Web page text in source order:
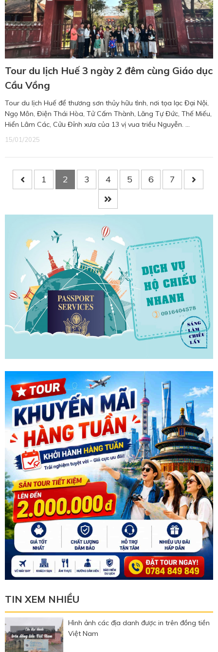
Tour du lịch Huế 3 ngày 2 đêm cùng Giáo dục
Cầu Vồng
Tour du lịch Huế để thương sơn thủy hữu tình, nơi tọa lạc Đại Nội,
Ngọ Môn, Điện Thái Hòa, Tử Cấm Thành, Lăng Tự Đức, Thế Miếu,
Hiển Lâm Các, Cửu Đỉnh xưa của 13 vị vua triều Nguyễn. ...
15/01/2025
1 2 3 4 5 6 7
TIN XEM NHIỀU
Hình ảnh các địa danh được in trên đồng tiền
Việt Nam